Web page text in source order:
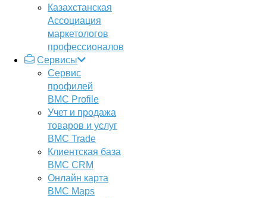
Казахстанская
Ассоциация
маркетологов
профессионалов
Сервисы
Сервис
профилей
BMC Profile
Учет и продажа
товаров и услуг
BMC Trade
Клиентская база
BMC CRM
Онлайн карта
BMC Maps